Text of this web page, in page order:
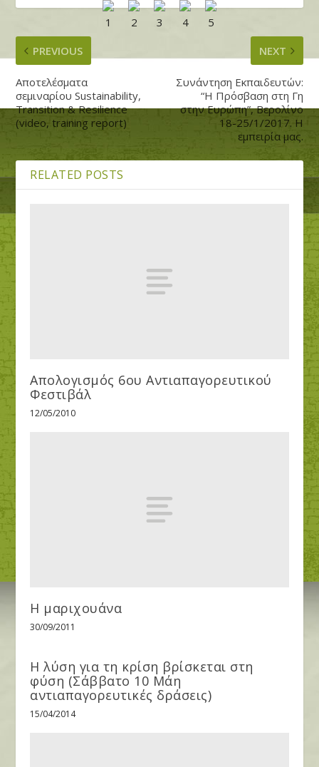
PREVIOUS
Αποτελέσματα
σεμιναρίου Sustainability,
Transition & Resilience
(video, training report)
NEXT
Συνάντηση Εκπαιδευτών:
“Η Πρόσβαση στη Γη
στην Ευρώπη”, Βερολίνο
18-25/1/2017. Η
εμπειρία μας.
RELATED POSTS
Απολογισμός 6ου Αντιαπαγορευτικού
Φεστιβάλ
12/05/2010
Η μαριχουάνα
30/09/2011
Η λύση για τη κρίση βρίσκεται στη
φύση (Σάββατο 10 Μάη
αντιαπαγορευτικές δράσεις)
15/04/2014